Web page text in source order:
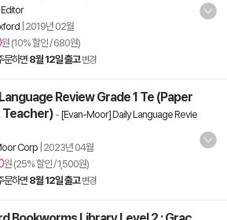
2019년 02월
원 (10% 할인 / 680원)
문하면 8월 12일 출고 변경
Review Grade 1 Te (Paper
Teacher) - [Evan-Moor] Daily Language Revie
Corp 2023년 04월
원 (25% 할인 / 1,500원)
문하면 8월 12일 출고 변경